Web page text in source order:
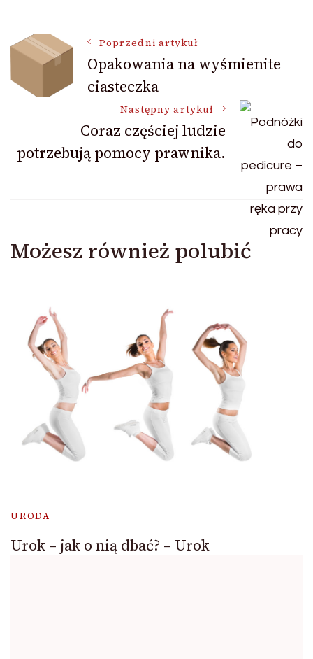
Nawigacja
wpisu
Poprzedni artykuł
Opakowania na wyśmienite
ciasteczka
Następny artykuł
Coraz częściej ludzie
potrzebują pomocy prawnika.
Możesz również polubić
URODA
Urok – jak o nią dbać? – Urok